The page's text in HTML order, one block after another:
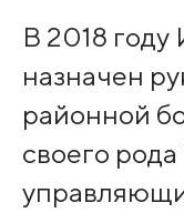
В 2018
назначен
районной
своего